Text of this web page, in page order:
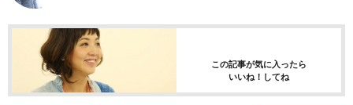
この記事が気に入ったら
いいね！してね